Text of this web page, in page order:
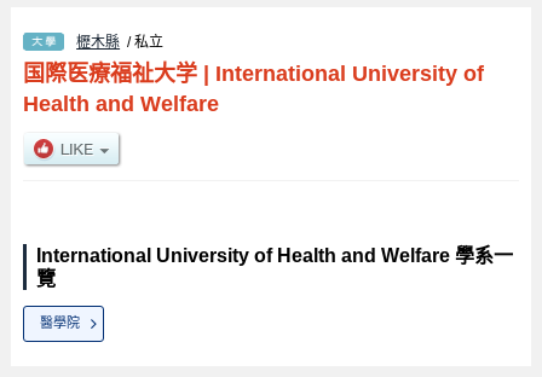
櫪木縣 / 私立
国際医療福祉大学| International University of
Health and Welfare
International University of Health and Welfare 學系一
覽
醫學院